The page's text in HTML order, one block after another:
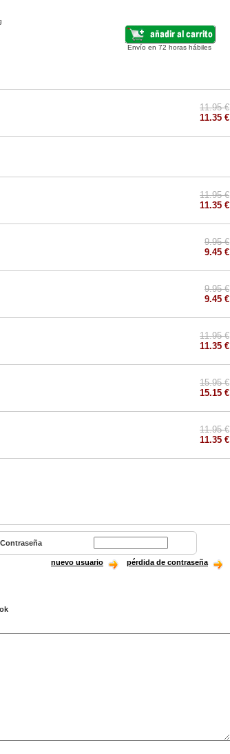
Envío en 72 horas hábiles
11.95 €
11.35 €
11.95 €
11.35 €
9.95 €
9.45 €
9.95 €
9.45 €
11.95 €
11.35 €
15.95 €
15.15 €
11.95 €
11.35 €
Contraseña
nuevo usuario pérdida de contraseña